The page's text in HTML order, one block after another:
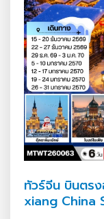
ทัวร์จีน บินตร
xiang China